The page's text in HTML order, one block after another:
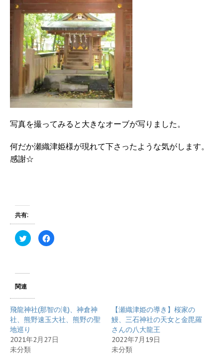
写真を撮ってみると大きなオーブが写りました。
何だか瀬織津姫様が現れて下さったような気がします。
感謝☆
共有:
ク
リ
T
t
r
で
共
有
(
新
し
い
F
a
る
に
は
ッ
ク
関連
飛龍神社(那智の滝)、神倉神
社、熊野速玉大社、熊野の聖
地巡り
2021年2月27日
未分類
【瀬織津姫の導き】桜家の
鰻、三石神社の天女と金毘羅
さんの八大龍王
2022年7月19日
未分類